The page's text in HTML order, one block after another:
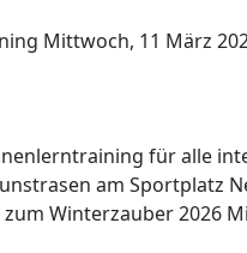
Mittwoch, 11 März
für alle
am Sportplatz
Winterzauber 2026